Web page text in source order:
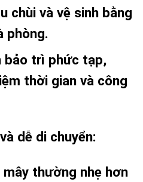
chùi và vệ sinh bằng
phòng.
bảo trì phức tạp,
thời gian và công
dễ di chuyển:
thường nhẹ hơn